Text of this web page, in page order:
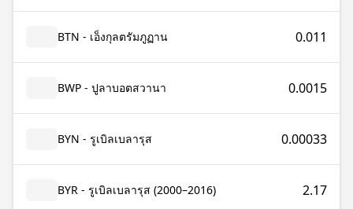
BTN - เอ็งกุลตรัมภูฏาน 0.011
BWP - ปูลาบอตสวานา 0.0015
BYN - รูเบิลเบลารุส 0.00033
BYR - รูเบิลเบลารุส (2000–2016) 2.17